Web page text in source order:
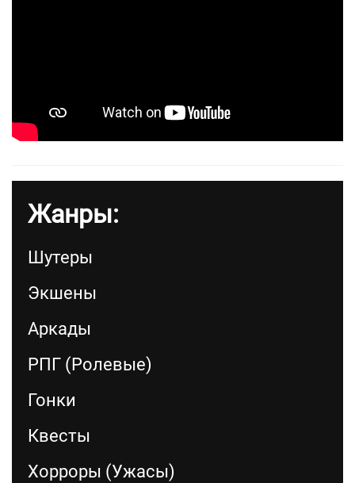
Жанры:
Шутеры
Экшены
Аркады
РПГ (Ролевые)
Гонки
Квесты
Хорроры (Ужасы)